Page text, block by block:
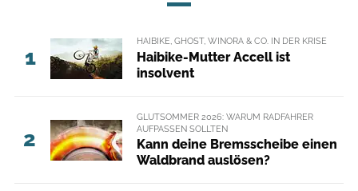
1
HAIBIKE, GHOST, WINORA & CO. IN DER KRISE
Haibike-Mutter Accell ist
insolvent
2
GLUTSOMMER 2026: WARUM RADFAHRER
AUFPASSEN SOLLTEN
Kann deine Bremsscheibe einen
Waldbrand auslösen?